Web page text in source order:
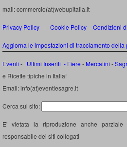
mail: commercio(at)webupitalia.it
Privacy Policy - Cookie Policy -Condizioni
Aggiorna le impostazioni di tracciamento della
Eventi - Ultimi Inseriti - Fiere - Mercatini -
e Ricette tipiche in Italia!
Email: info(at)eventiesagre.it
Cerca sul sito:
E' vietata la riproduzione anche
responsabile dei siti collegati